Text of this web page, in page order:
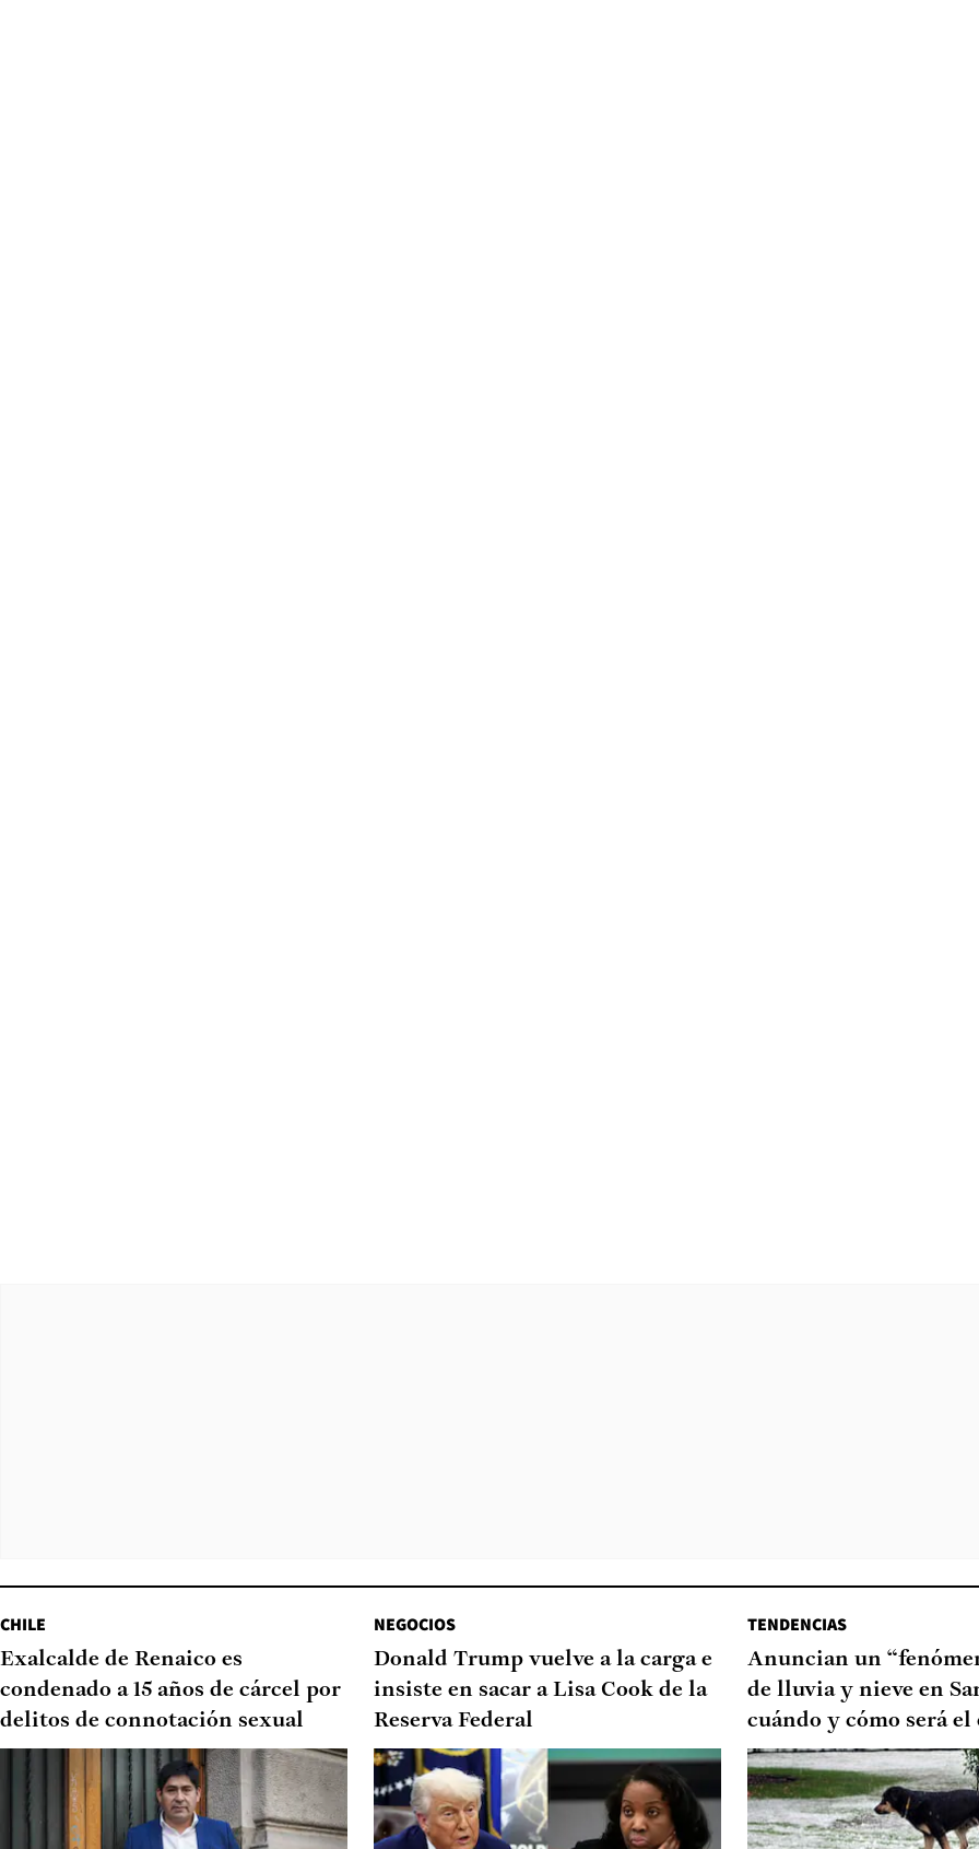
CHILE
Exalcalde de Renaico es
condenado a 15 años de cárcel por
delitos de connotación sexual
NEGOCIOS
Donald Trump vuelve a la carga e
insiste en sacar a Lisa Cook de la
Reserva Federal
TENDENCIAS
Anuncian un
de lluvia y nieve en
cuándo y cómo será el